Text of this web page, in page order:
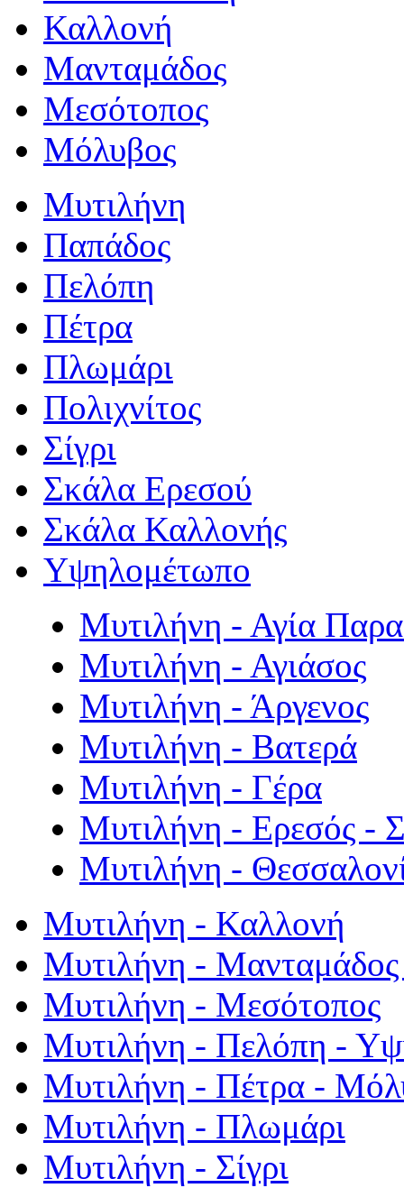
Καλλονή
Μανταμάδος
Μεσότοπος
Μόλυβος
Μυτιλήνη
Παπάδος
Πελόπη
Πέτρα
Πλωμάρι
Πολιχνίτος
Σίγρι
Σκάλα Ερεσού
Σκάλα Καλλονής
Υψηλομέτωπο
Μυτιλήνη - Αγία
Μυτιλήνη - Αγιάσος
Μυτιλήνη - Άργενος
Μυτιλήνη - Βατερά
Μυτιλήνη - Γέρα
Μυτιλήνη - Ερεσός -
Μυτιλήνη -
Μυτιλήνη - Καλλονή
Μυτιλήνη - Μανταμάδος
Μυτιλήνη - Μεσότοπος
Μυτιλήνη - Πελόπη -
Μυτιλήνη - Πέτρα -
Μυτιλήνη - Πλωμάρι
Μυτιλήνη - Σίγρι